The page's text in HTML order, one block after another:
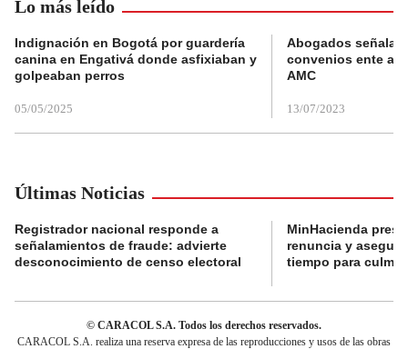
Lo más leído
Indignación en Bogotá por guardería
canina en Engativá donde asfixiaban y
golpeaban perros
05/05/2025
Abogados
convenios ente
AMC
13/07/2023
Últimas Noticias
Registrador nacional responde a
señalamientos de fraude: advierte
desconocimiento de censo electoral
MinHacienda
renuncia y
tiempo para
© CARACOL S.A. Todos los derechos reservados.
CARACOL S.A. realiza una reserva expresa de las reproducciones y usos de las obras